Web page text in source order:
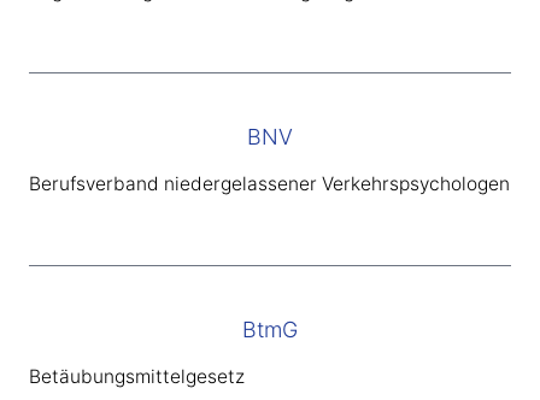
BNV
Berufsverband niedergelassener Verkehrspsychologen
BtmG
Betäubungsmittelgesetz